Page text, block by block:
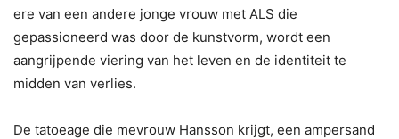
ere van een andere jonge vrouw met ALS die
gepassioneerd was door de kunstvorm, wordt een
aangrijpende viering van het leven en de identiteit te
midden van verlies.
De tatoeage die mevrouw Hansson krijgt, een ampersand